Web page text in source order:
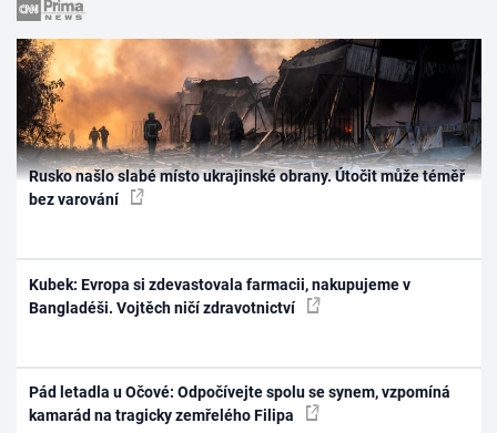
Rusko našlo slabé místo ukrajinské obrany. Útočit může téměř
bez varování
Kubek: Evropa si zdevastovala farmacii, nakupujeme v
Bangladéši. Vojtěch ničí zdravotnictví
Pád letadla u Očové: Odpočívejte spolu se synem, vzpomíná
kamarád na tragicky zemřelého Filipa